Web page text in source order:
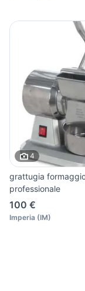
4
grattugia
professionale
100 €
Imperia (IM)